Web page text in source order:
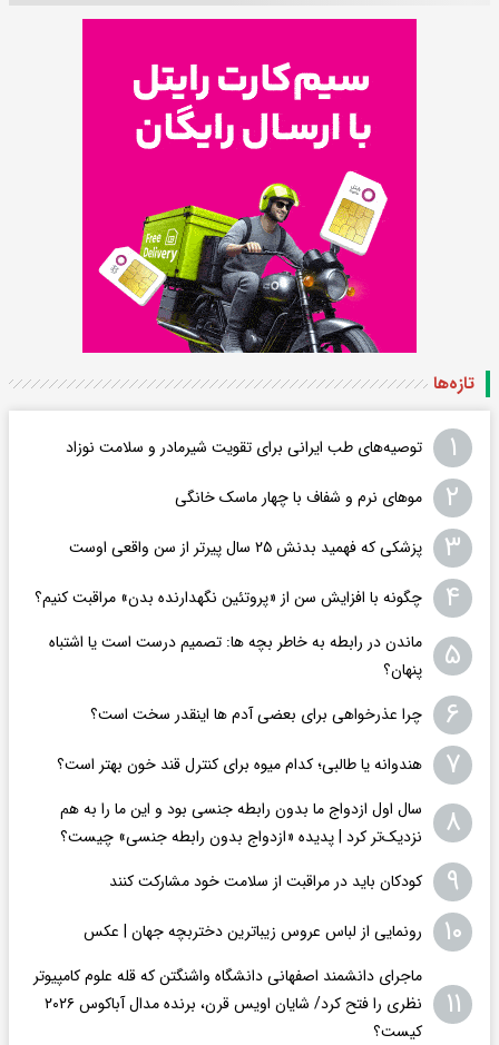
تازه‌ها
۱ توصیه‌های طب ایرانی برای تقویت شیرمادر و سلامت نوزاد
۲ موهای نرم و شفاف با چهار ماسک خانگی
۳ پزشکی که فهمید بدنش ۲۵ سال پیرتر از سن واقعی اوست
۴ چگونه با افزایش سن از «پروتئین نگهدارنده بدن» مراقبت کنیم؟
۵
ماندن در رابطه به خاطر بچه ها: تصمیم درست است یا اشتباه
پنهان؟
۶ چرا عذرخواهی برای بعضی آدم ها اینقدر سخت است؟
۷ هندوانه یا طالبی؛ کدام‌ میوه برای کنترل قند خون بهتر است؟
۸
سال اول ازدواج ما بدون رابطه جنسی بود و این ما را به هم
نزدیک‌تر کرد | پدیده «ازدواج بدون رابطه جنسی» چیست؟
۹ کودکان باید در مراقبت از سلامت خود مشارکت کنند
۱۰ رونمایی از لباس عروس زیباترین دختربچه جهان | عکس
۱۱
ماجرای دانشمند اصفهانی دانشگاه واشنگتن که قله علوم کامپیوتر
نظری را فتح کرد/ شایان اویس‌ قرن، برنده مدال آباکوس ۲۰۲۶
کیست؟